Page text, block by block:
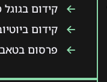
קידום
קידום
פרסום